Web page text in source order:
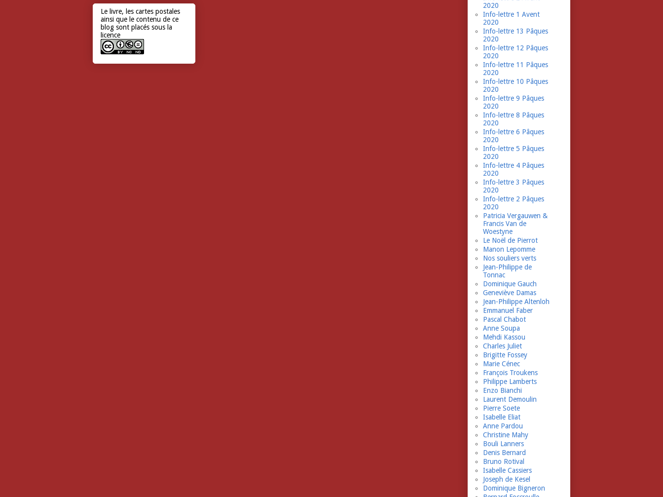
Le livre, les cartes postales
ainsi que le contenu de ce
blog sont placés sous la
licence
2020
Info-lettre 1 Avent
2020
Info-lettre 13 Pâques
2020
Info-lettre 12 Pâques
2020
Info-lettre 11 Pâques
2020
Info-lettre 10 Pâques
2020
Info-lettre 9 Pâques
2020
Info-lettre 8 Pâques
2020
Info-lettre 6 Pâques
2020
Info-lettre 5 Pâques
2020
Info-lettre 4 Pâques
2020
Info-lettre 3 Pâques
2020
Info-lettre 2 Pâques
2020
Patricia Vergauwen &
Francis Van de
Woestyne
Le Noël de Pierrot
Manon Lepomme
Nos souliers verts
Jean-Philippe de
Tonnac
Dominique Gauch
Geneviève Damas
Jean-Philippe Altenloh
Emmanuel Faber
Pascal Chabot
Anne Soupa
Mehdi Kassou
Charles Juliet
Brigitte Fossey
Marie Cénec
François Troukens
Philippe Lamberts
Enzo Bianchi
Laurent Demoulin
Pierre Soete
Isabelle Eliat
Anne Pardou
Christine Mahy
Bouli Lanners
Denis Bernard
Bruno Rotival
Isabelle Cassiers
Joseph de Kesel
Dominique Bigneron